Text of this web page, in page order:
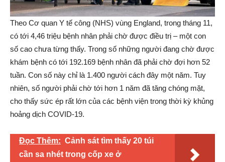
Theo Cơ quan Y tế công (NHS) vùng England, trong tháng 11,
có tới 4,46 triệu bệnh nhân phải chờ được điều trị – một con
số cao chưa từng thấy. Trong số những người đang chờ được
khám bệnh có tới 192.169 bệnh nhân đã phải chờ đợi hơn 52
tuần. Con số này chỉ là 1.400 người cách đây một năm. Tuy
nhiên, số người phải chờ tới hơn 1 năm đã tăng chóng mặt,
cho thấy sức ép rất lớn của các bệnh viện trong thời kỳ khủng
hoảng dịch COVID-19.
Đọc Thêm: Cảnh sát tìm thấy 20 túi
cần sa nhét trong cốp xe ở